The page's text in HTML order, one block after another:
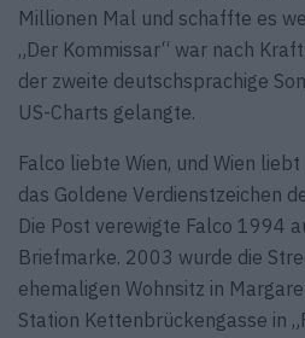
Millionen Mal und schaffte es
„Der Kommissar“ war nach
der zweite deutschsprachige
US-Charts gelangte.
Falco liebte Wien, und Wien
das Goldene Verdienstzeichen
Die Post verewigte Falco 1994
Briefmarke. 2003 wurde die
ehemaligen Wohnsitz in
Station Kettenbrückengasse in